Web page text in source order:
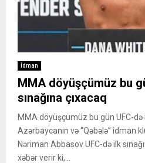
İdman
MMA döyüşçümüz bu
sınağına çıxacaq
MMA döyüşçümüz bu gün UFC-də
Azərbaycanın və “Qəbələ” idman
Nəriman Abbasov UFC-də ilk
xəbər verir ki,...